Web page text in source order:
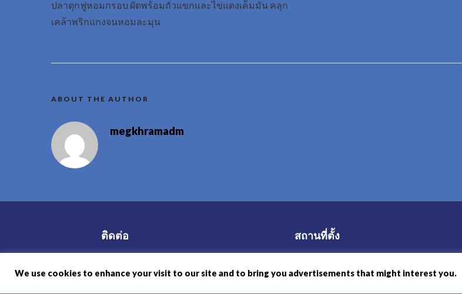
ปลาดุกฟูหอมกรอบ ผัดพร้อมถั่วแขกและไข่แดงเค็มมัน คลุก
เคล้าพริกแกงจนหอมละมุน
ABOUT THE AUTHOR
megkhramadm
ติดต่อ
reservation@megkhram.com
สถานที่ตั้ง
จ.ภูเก็ต 83150
We use cookies to enhance your visit to our site and to bring you advertisements that might interest you.